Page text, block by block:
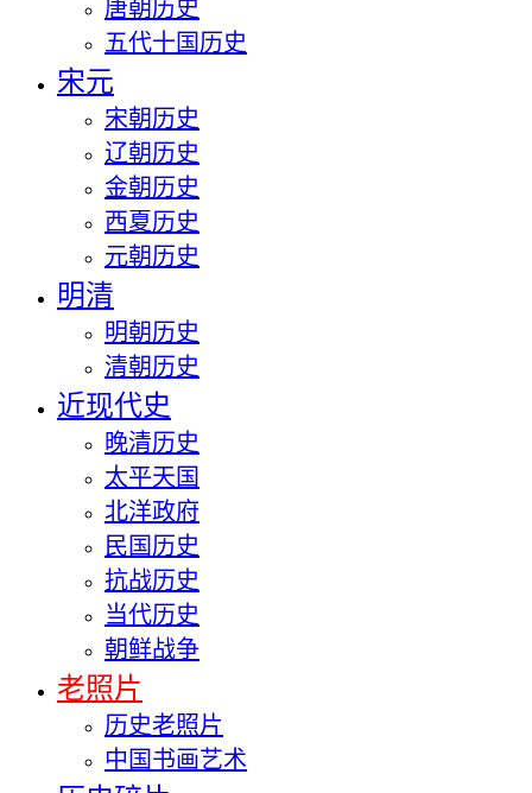
唐朝历史
五代十国历史
宋元
宋朝历史
辽朝历史
金朝历史
西夏历史
元朝历史
明清
明朝历史
清朝历史
近现代史
晚清历史
太平天国
北洋政府
民国历史
抗战历史
当代历史
朝鲜战争
老照片
历史老照片
中国书画艺术